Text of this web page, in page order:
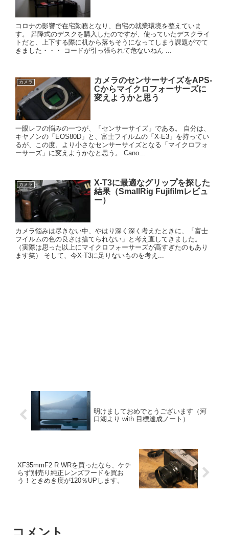
コロナの影響で在宅勤務となり、自宅の就業環境を整えていま
す。 昇降式のデスクを購入したのですが、使っていたデスクライ
トだと、上下する際に机から落ちそうになってしまう課題がでて
きました・・・ コードが引っ張られて危ないねん ...
カメラ
カメラのセンサーサイズをAPS-
Cからマイクロフォーサーズに
変えようかと思う
一眼レフの悩みの一つが、「センサーサイズ」である。 自分は、
キヤノンの「EOS80D」と、富士フイルムの「X-E3」を持ってい
るが、この度、より小さなセンサーサイズとなる「マイクロフォ
ーサーズ」に変えようかなと思う。 Cano...
カメラ
X-T3に最適なグリップを探した
結果（SmallRig Fujifilmレビュ
ー）
カメラ悩みは尽きない中、やはり深く深く考えたときに、「富士
フイルムの色の良さは捨てられない」と考え直してきました。
（実際は思った以上にマイクロフォーサーズが高すぎたのもあり
ます笑） そして、今X-T3に足りないものを考え...
明けましておめでとうございます（河
口湖より with 目標達成ノート）
XF35mmF2 R WRを買ったなら、ケチ
らず別売り純正レンズフードを買お
う！ときめき度が120％UPします。
コメント